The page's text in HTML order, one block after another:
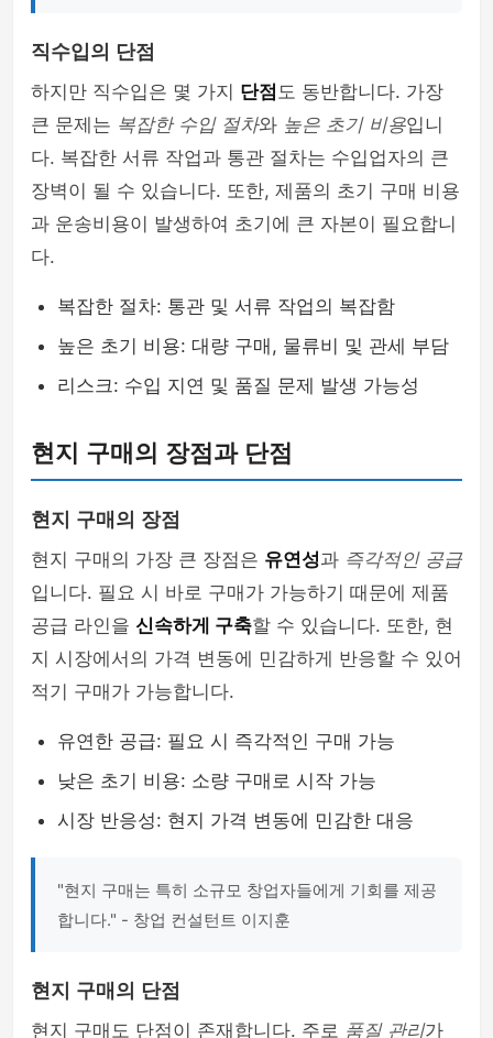
직수입의 단점
하지만 직수입은 몇 가지 단점도 동반합니다. 가장
큰 문제는 복잡한 수입 절차와 높은 초기 비용입니
다. 복잡한 서류 작업과 통관 절차는 수입업자의 큰
장벽이 될 수 있습니다. 또한, 제품의 초기 구매 비용
과 운송비용이 발생하여 초기에 큰 자본이 필요합니
다.
복잡한 절차: 통관 및 서류 작업의 복잡함
높은 초기 비용: 대량 구매, 물류비 및 관세 부담
리스크: 수입 지연 및 품질 문제 발생 가능성
현지 구매의 장점과 단점
현지 구매의 장점
현지 구매의 가장 큰 장점은 유연성과 즉각적인 공급
입니다. 필요 시 바로 구매가 가능하기 때문에 제품
공급 라인을 신속하게 구축할 수 있습니다. 또한, 현
지 시장에서의 가격 변동에 민감하게 반응할 수 있어
적기 구매가 가능합니다.
유연한 공급: 필요 시 즉각적인 구매 가능
낮은 초기 비용: 소량 구매로 시작 가능
시장 반응성: 현지 가격 변동에 민감한 대응
"현지 구매는 특히 소규모 창업자들에게 기회를 제공
합니다." - 창업 컨설턴트 이지훈
현지 구매의 단점
현지 구매도 단점이 존재합니다. 주로 품질 관리가